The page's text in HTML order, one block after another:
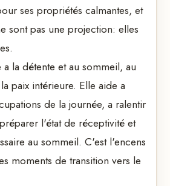
ses propriétés calmantes, et
sont pas une projection: elles
a la détente et au sommeil, au
paix intérieure. Elle aide a
de la journée, a ralentir
l'état de réceptivité et
au sommeil. C'est l'encens
moments de transition vers le